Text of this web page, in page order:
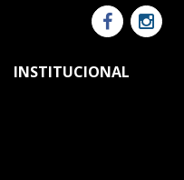
INSTITUCIONAL